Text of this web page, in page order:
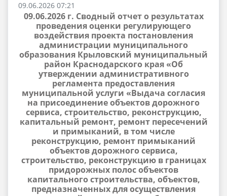
09.06.2026 07:21
09.06.2026 г. Сводный отчет о результатах
проведения оценки регулирующего
воздействия проекта постановления
администрации муниципального
образования Крыловский муниципальный
район Краснодарского края «Об
утверждении административного
регламента предоставления
муниципальной услуги «Выдача согласия
на присоединение объектов дорожного
сервиса, строительство, реконструкцию,
капитальный ремонт, ремонт пересечений
и примыканий, в том числе
реконструкцию, ремонт примыканий
объектов дорожного сервиса,
строительство, реконструкцию в границах
придорожных полос объектов
капитального строительства, объектов,
предназначенных для осуществления